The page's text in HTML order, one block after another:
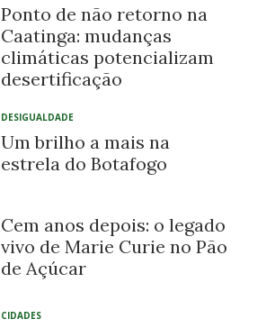
Ponto de não retorno na
Caatinga: mudanças
climáticas potencializam
desertificação
DESIGUALDADE
Um brilho a mais na
estrela do Botafogo
Cem anos depois: o legado
vivo de Marie Curie no Pão
de Açúcar
CIDADES